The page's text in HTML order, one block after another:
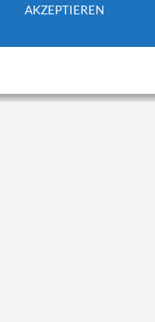
AKZEPTIEREN